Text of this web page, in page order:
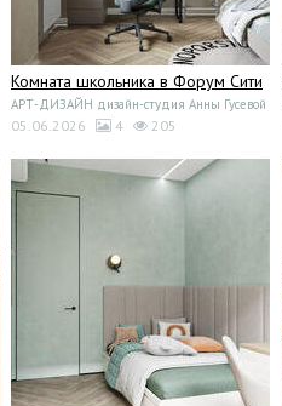
Комната школьника в Форум Сити
АРТ-ДИЗАЙН дизайн-студия Анны Гусевой
05.06.2026 4 205